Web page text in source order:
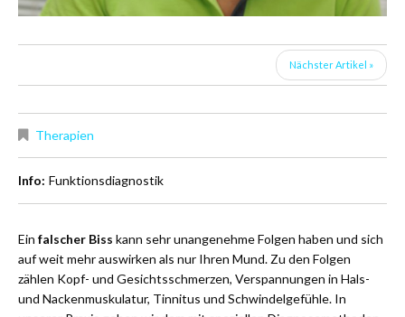
Nächster Artikel »
Therapien
Info: Funktionsdiagnostik
Ein falscher Biss kann sehr unangenehme Folgen haben und sich
auf weit mehr auswirken als nur Ihren Mund. Zu den Folgen
zählen Kopf- und Gesichtsschmerzen, Verspannungen in Hals-
und Nackenmuskulatur, Tinnitus und Schwindelgefühle. In